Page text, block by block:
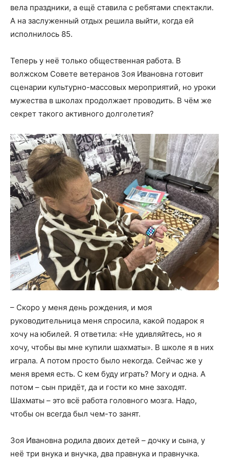
вела праздники, а ещё ставила с ребятами спектакли.
А на заслуженный отдых решила выйти, когда ей
исполнилось 85.
Теперь у неё только общественная работа. В
волжском Совете ветеранов Зоя Ивановна готовит
сценарии культурно-массовых мероприятий, но уроки
мужества в школах продолжает проводить. В чём же
секрет такого активного долголетия?
– Скоро у меня день рождения, и моя
руководительница меня спросила, какой подарок я
хочу на юбилей. Я ответила: «Не удивляйтесь, но я
хочу, чтобы вы мне купили шахматы». В школе я в них
играла. А потом просто было некогда. Сейчас же у
меня время есть. С кем буду играть? Могу и одна. А
потом – сын придёт, да и гости ко мне заходят.
Шахматы – это всё работа головного мозга. Надо,
чтобы он всегда был чем-то занят.
Зоя Ивановна родила двоих детей – дочку и сына, у
неё три внука и внучка, два правнука и правнучка.